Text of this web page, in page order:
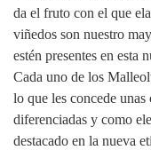
da el fruto con el que
viñedos son nuestro
estén presentes en esta
Cada uno de los
lo que les concede
diferenciadas y como
destacado en la nueva